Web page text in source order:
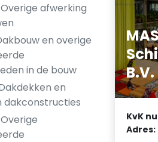
afwerking
en overige
in de bouw
en
dakconstructies
B.V.
KvK
Adres: